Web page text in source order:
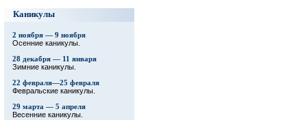
Каникулы
2 ноября — 9 ноября
Осенние каникулы.
28 декабря — 11 января
Зимние каникулы.
22 февраля—25 февраля
Февральские каникулы.
29 марта — 5 апреля
Весенние каникулы.